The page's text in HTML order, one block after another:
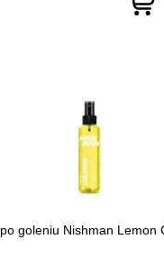
goleniu Nishman Lemon